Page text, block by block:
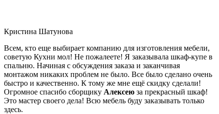
Кристина Шатунова
Всем, кто еще выбирает компанию для изготовления мебели,
советую Кухни мол! Не пожалеете! Я заказывала шкаф-купе в
спальню. Начиная с обсуждения заказа и заканчивая
монтажом никаких проблем не было. Все было сделано очень
быстро и качественно. К тому же мне ещё скидку сделали!
Огромное спасибо сборщику Алексею за прекрасный шкаф!
Это мастер своего дела! Всю мебель буду заказывать только
здесь.